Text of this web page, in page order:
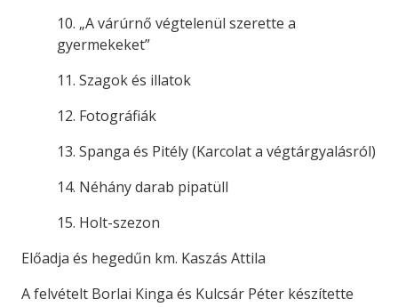
10. „A várúrnő végtelenül szerette a
gyermekeket”
11. Szagok és illatok
12. Fotográfiák
13. Spanga és Pitély (Karcolat a végtárgyalásról)
14. Néhány darab pipatüll
15. Holt-szezon
Előadja és hegedűn km. Kaszás Attila
A felvételt Borlai Kinga és Kulcsár Péter készítette